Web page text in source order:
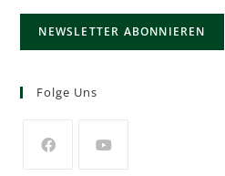
Folge Uns